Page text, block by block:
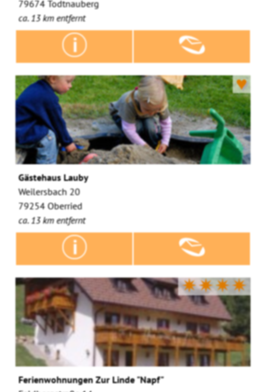
79674 Todtnauberg
ca. 13 km entfernt
♥
Gästehaus Lauby
Weilersbach 20
79254 Oberried
ca. 13 km entfernt
✷✷✷✷
Ferienwohnungen Zur Linde "Napf"